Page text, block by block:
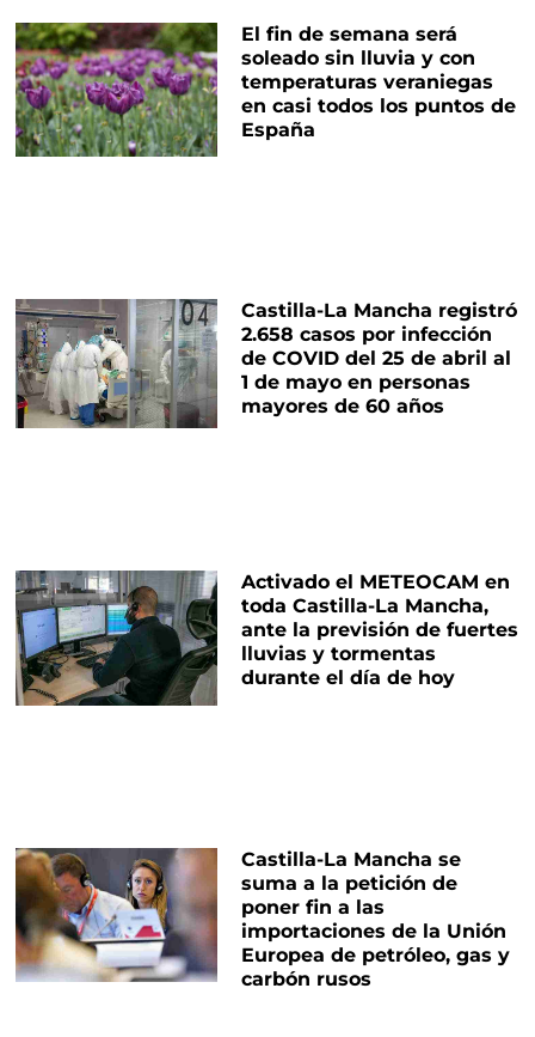
El fin de semana será
soleado sin lluvia y con
temperaturas veraniegas
en casi todos los puntos de
España
Castilla-La Mancha registró
2.658 casos por infección
de COVID del 25 de abril al
1 de mayo en personas
mayores de 60 años
Activado el METEOCAM en
toda Castilla-La Mancha,
ante la previsión de fuertes
lluvias y tormentas
durante el día de hoy
Castilla-La Mancha se
suma a la petición de
poner fin a las
importaciones de la Unión
Europea de petróleo, gas y
carbón rusos